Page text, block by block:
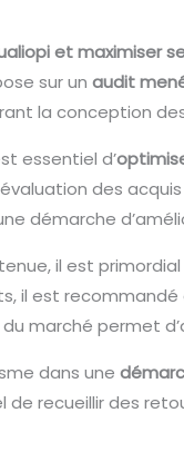
et maximiser
sur unaudit
la conception
essentiel d’
des
démarche
il est
il est recommandé
du marché permet
dans une
de recueillir des